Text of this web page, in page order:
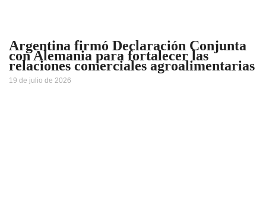
Argentina firmó Declaración Conjunta
con Alemania para fortalecer las
relaciones comerciales agroalimentarias
19 de julio de 2026